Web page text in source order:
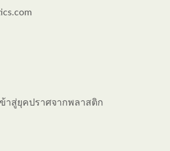
ข้าสู่ยุคปราศจากพลาสติก